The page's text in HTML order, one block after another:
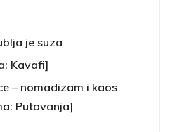
je suza
Kavafi]
– nomadizam i kaos
Putovanja]